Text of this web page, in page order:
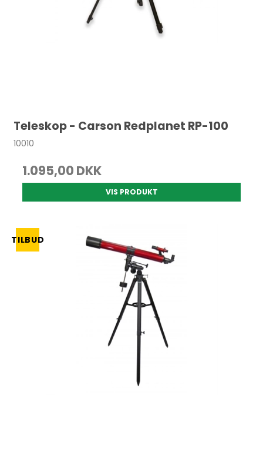
Teleskop - Carson Redplanet RP-100
10010
1.095,00 DKK
VIS PRODUKT
TILBUD